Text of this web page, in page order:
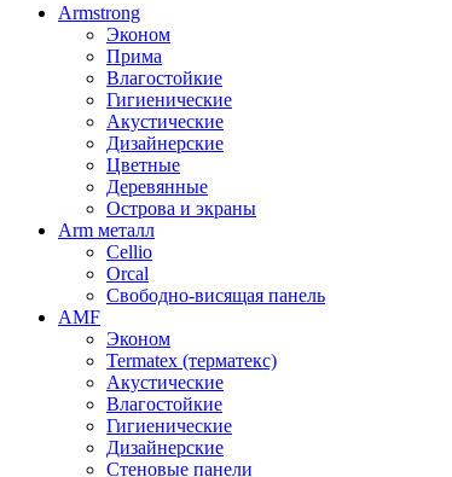
Armstrong
Эконом
Прима
Влагостойкие
Гигиенические
Акустические
Дизайнерские
Цветные
Деревянные
Острова и экраны
Arm металл
Cellio
Orcal
Свободно-висящая панель
AMF
Эконом
Termatex (терматекс)
Акустические
Влагостойкие
Гигиенические
Дизайнерские
Стеновые панели